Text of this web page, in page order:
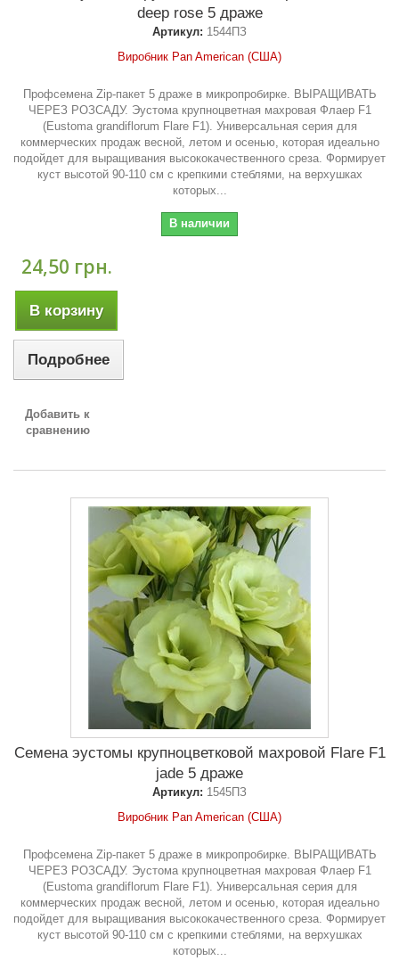
deep rose 5 драже
Артикул: 1544ПЗ
Виробник Pan American (США)
Профсемена Zip-пакет 5 драже в микропробирке. ВЫРАЩИВАТЬ
ЧЕРЕЗ РОЗСАДУ. Эустома крупноцветная махровая Флаер F1
(Eustoma grandiflorum Flare F1). Универсальная серия для
коммерческих продаж весной, летом и осенью, которая идеально
подойдет для выращивания высококачественного среза. Формирует
куст высотой 90-110 см с крепкими стеблями, на верхушках
которых...
В наличии
24,50 грн.
В корзину
Подробнее
Добавить к
сравнению
Семена эустомы крупноцветковой махровой Flare F1
jade 5 драже
Артикул: 1545ПЗ
Виробник Pan American (США)
Профсемена Zip-пакет 5 драже в микропробирке. ВЫРАЩИВАТЬ
ЧЕРЕЗ РОЗСАДУ. Эустома крупноцветная махровая Флаер F1
(Eustoma grandiflorum Flare F1). Универсальная серия для
коммерческих продаж весной, летом и осенью, которая идеально
подойдет для выращивания высококачественного среза. Формирует
куст высотой 90-110 см с крепкими стеблями, на верхушках
которых...